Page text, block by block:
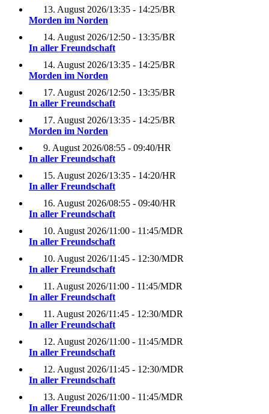
13. August 2026/13:35 - 14:25/BR
Morden im Norden
14. August 2026/12:50 - 13:35/BR
In aller Freundschaft
14. August 2026/13:35 - 14:25/BR
Morden im Norden
17. August 2026/12:50 - 13:35/BR
In aller Freundschaft
17. August 2026/13:35 - 14:25/BR
Morden im Norden
9. August 2026/08:55 - 09:40/HR
In aller Freundschaft
15. August 2026/13:35 - 14:20/HR
In aller Freundschaft
16. August 2026/08:55 - 09:40/HR
In aller Freundschaft
10. August 2026/11:00 - 11:45/MDR
In aller Freundschaft
10. August 2026/11:45 - 12:30/MDR
In aller Freundschaft
11. August 2026/11:00 - 11:45/MDR
In aller Freundschaft
11. August 2026/11:45 - 12:30/MDR
In aller Freundschaft
12. August 2026/11:00 - 11:45/MDR
In aller Freundschaft
12. August 2026/11:45 - 12:30/MDR
In aller Freundschaft
13. August 2026/11:00 - 11:45/MDR
In aller Freundschaft